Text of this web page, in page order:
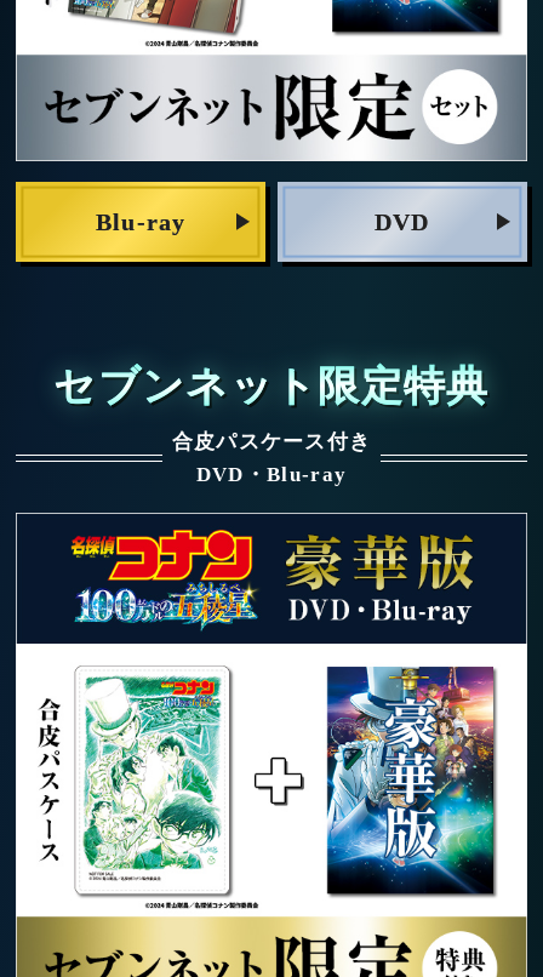
Blu-ray DVD
セブンネット限定特典
合皮パスケース付き
DVD・Blu-ray